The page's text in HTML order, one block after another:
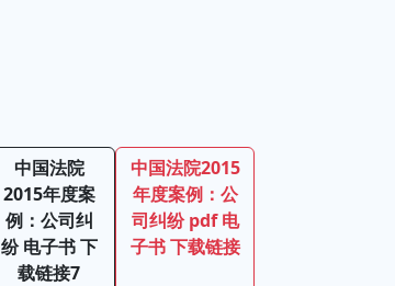
中国法院
2015年度案
例：公司纠
纷 电子书 下
载链接7
中国法院2015
年度案例：公
司纠纷 pdf 电
子书 下载链接